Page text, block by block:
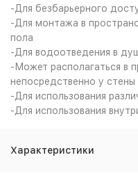
-Для безбарьерного
-Для монтажа в
пола
-Для водоотведения в
-Может располагаться в
непосредственно у стены
-Для использования
-Для использования
Характеристики